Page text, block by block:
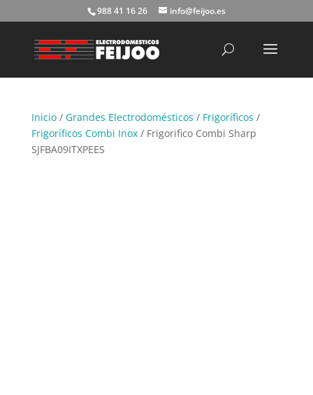
988 41 16 26 info@feijoo.es
Inicio/ Grandes Electrodomésticos / Frigoríficos /
Frigoríficos Combi Inox/ Frigorifico Combi Sharp
SJFBA09ITXPEES